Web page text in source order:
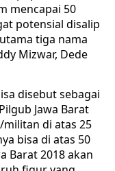
mencapai 50
potensial disalip
tiga nama
Mizwar, Dede
disebut sebagai
Jawa Barat
di atas 25
bisa di atas 50
Barat 2018 akan